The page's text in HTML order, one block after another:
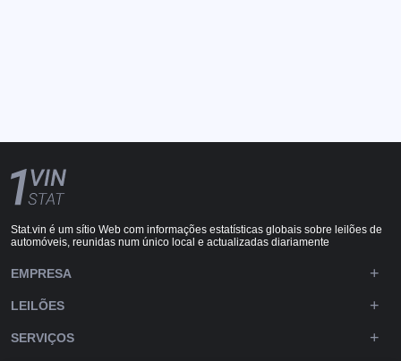
Stat.vin é um sítio Web com informações estatísticas globais sobre leilões de
automóveis, reunidas num único local e actualizadas diariamente
EMPRESA
LEILÕES
SERVIÇOS